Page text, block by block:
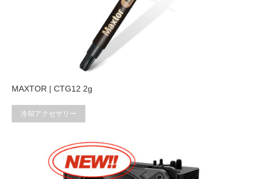
MAXTOR | CTG12 2g
冷却アクセサリー